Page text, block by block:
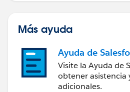
Más ayuda
Ayuda de
Visite la Ayuda de
obtener asistencia
adicionales.